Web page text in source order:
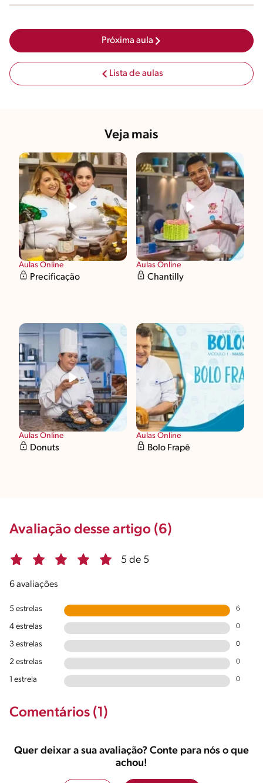
Próxima aula
Lista de aulas
Veja mais
Aulas Online
Precificação
Aulas Online
Chantilly
Aulas Online
Donuts
Aulas Online
Bolo Frapê
Avaliação desse artigo (6)
5 de 5
6 avaliações
5 estrelas 6
4 estrelas 0
3 estrelas 0
2 estrelas 0
1 estrela 0
Comentários (1)
Quer deixar a sua avaliação? Conte para nós o que
achou!